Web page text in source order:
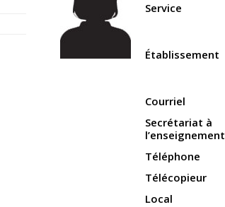
Service
Établissement
Courriel
Secrétariat à
l’enseignement
Téléphone
Télécopieur
Local